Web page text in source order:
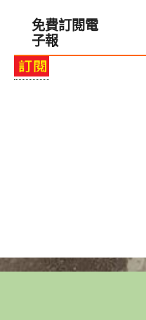
免費訂閱電
子報